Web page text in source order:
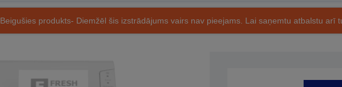
Beigušies produkts- Diemžēl šis izstrādājums vairs nav pieejams. Lai saņemtu atbalstu arī